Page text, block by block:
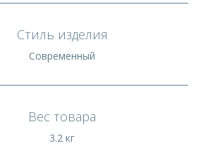
Стиль изделия
Современный
Вес товара
3.2 кг